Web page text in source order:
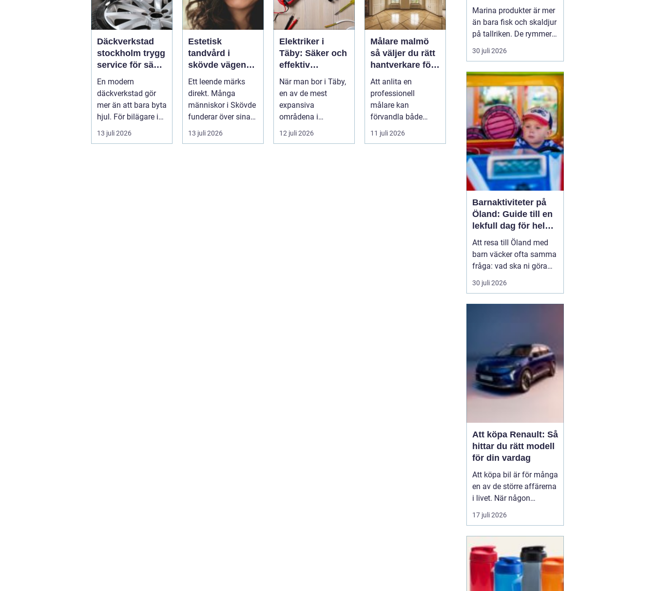
Däckverkstad
stockholm trygg
service för säkra
mil året runt
En modern
däckverkstad gör
mer än att bara byta
hjul. För bilägare i
Stockholm handlar
valet av däck...
13 juli 2026
Estetisk
tandvård i
skövde vägen
till ett leende du
trivs med
Ett leende märks
direkt. Många
människor i Skövde
funderar över sina
tänder, men skjuter
upp att gör...
13 juli 2026
Elektriker i
Täby: Säker och
effektiv
elinstallation i
norrort
När man bor i Täby,
en av de mest
expansiva
områdena i
Stockholms norrort,
är b...
12 juli 2026
Målare malmö
så väljer du rätt
hantverkare för
hem och företag
Att anlita en
professionell
målare kan
förvandla både
bostad och
arbetsplats på kort
11 juli 2026
upplevelser
Marina produkter är mer
än bara fisk och skaldjur
på tallriken. De rymmer
allt från mat och hälsa
till friluftsliv, kultur och
områden spelar havet en
central roll för både
ekonomi och livskvalitet.
När fler söker sig mot
nat...
30 juli 2026
Barnaktiviteter på
Öland: Guide till en
lekfull dag för hela
familjen
Att resa till Öland med
barn väcker ofta samma
fråga: vad ska ni göra
för att alla ska trivas,
oavsett ålder och
30 juli 2026
Att köpa Renault: Så
hittar du rätt modell
för din vardag
Att köpa bil är för många
en av de större affärerna
i livet. När någon
funderar på att köpa
Renault Skåne
17 juli 2026